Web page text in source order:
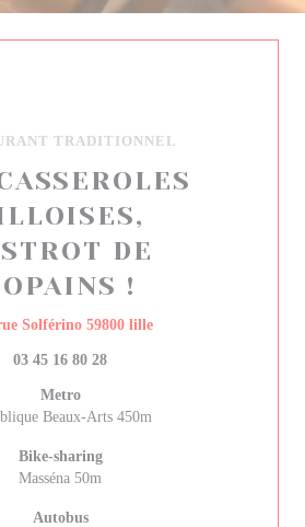
TRADITIONNEL
DE
!
Solférino 59800 lille((apre una nuova
03 45 16 80 28
Metro
Beaux-Arts 450m
Bike-sharing
Masséna 50m
Autobus